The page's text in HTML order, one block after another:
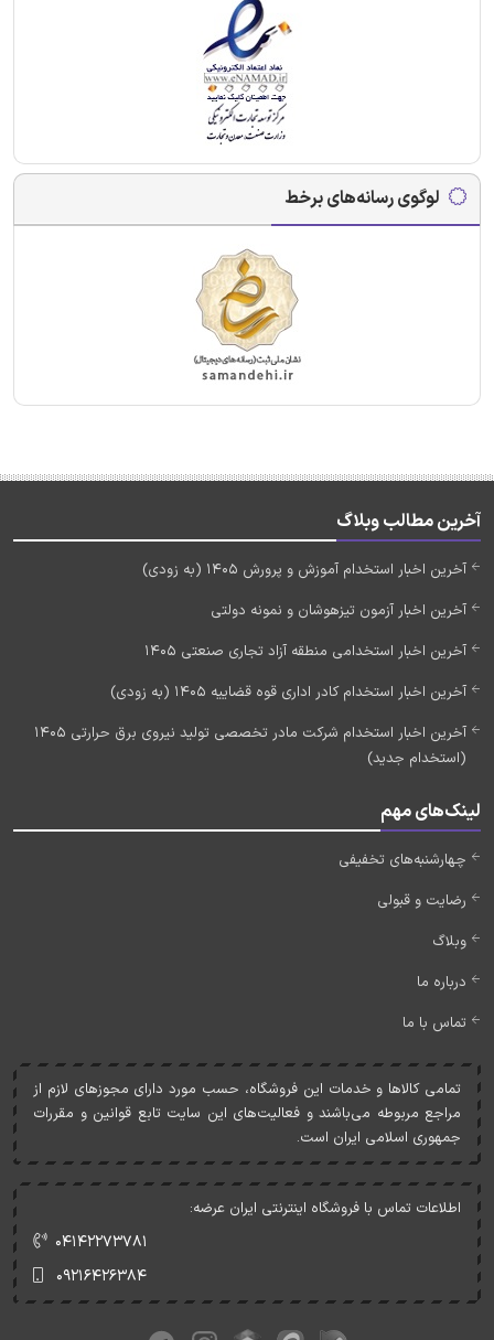
لوگوی رسانه‌های برخط
آخرین مطالب وبلاگ
آخرین اخبار استخدام آموزش و پرورش 1405 (به زودی)
آخرین اخبار آزمون تیزهوشان و نمونه دولتی
آخرین اخبار استخدامی منطقه آزاد تجاری صنعتی 1405
آخرین اخبار استخدام کادر اداری قوه قضاییه 1405 (به زودی)
آخرین اخبار استخدام شرکت مادر تخصصی تولید نیروی برق حرارتی 1405
(استخدام جدید)
لینک‌های مهم
چهارشنبه‌های تخفیفی
رضایت و قبولی
وبلاگ
درباره ما
تماس با ما
تمامی کالاها و خدمات اين فروشگاه، حسب مورد دارای مجوزهای لازم از
مراجع مربوطه می‌باشند و فعاليت‌های اين سايت تابع قوانين و مقررات
جمهوری اسلامی ايران است.
اطلاعات تماس با فروشگاه اینترنتی ایران عرضه:
۰۴۱۴۲۲۷۳۷۸۱
۰۹۲۱۶۴۲۶۳۸۴